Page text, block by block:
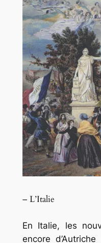
– L’Italie
En Italie, les
encore